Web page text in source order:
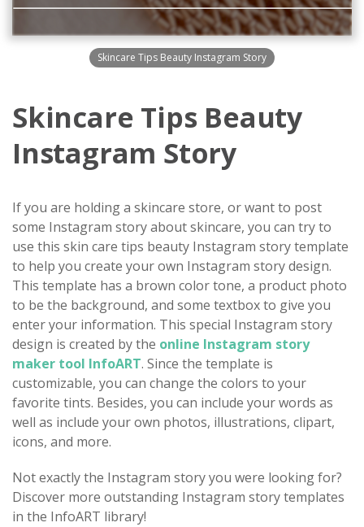
Skincare Tips Beauty Instagram Story
Skincare Tips Beauty
Instagram Story
If you are holding a skincare store, or want to post
some Instagram story about skincare, you can try to
use this skin care tips beauty Instagram story template
to help you create your own Instagram story design.
This template has a brown color tone, a product photo
to be the background, and some textbox to give you
enter your information. This special Instagram story
design is created by the online Instagram story
maker tool InfoART. Since the template is
customizable, you can change the colors to your
favorite tints. Besides, you can include your words as
well as include your own photos, illustrations, clipart,
icons, and more.
Not exactly the Instagram story you were looking for?
Discover more outstanding Instagram story templates
in the InfoART library!